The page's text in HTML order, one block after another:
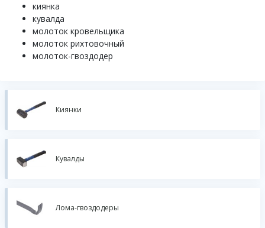
киянка
кувалда
молоток кровельщика
молоток рихтовочный
молоток-гвоздодер
Киянки
Кувалды
Лома-гвоздодеры